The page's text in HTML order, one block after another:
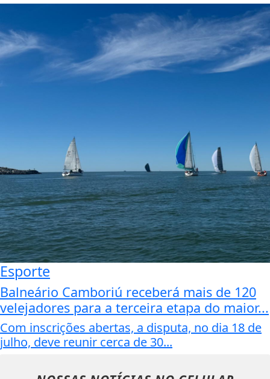
Esporte
Balneário Camboriú receberá mais de 120
velejadores para a terceira etapa do maior...
Com inscrições abertas, a disputa, no dia 18 de
julho, deve reunir cerca de 30...